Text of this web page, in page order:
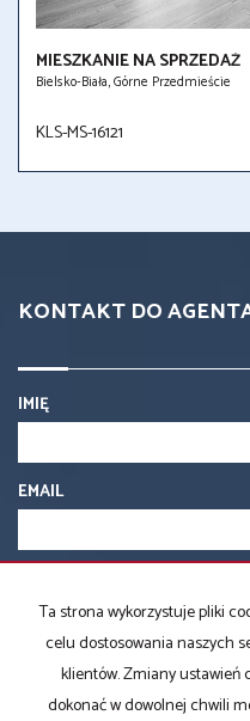
MIESZKANIE NA SPRZEDAŻ
Bielsko-Biała, Górne Przedmieście
KLS-MS-16121
KONTAKT DO
IMIĘ
EMAIL
KOD ZABEZPIECZAJĄCY
Ta strona wykorzystuje pliki
celu dostosowania naszych
klientów. Zmiany ustawień
dokonać w dowolnej chwili